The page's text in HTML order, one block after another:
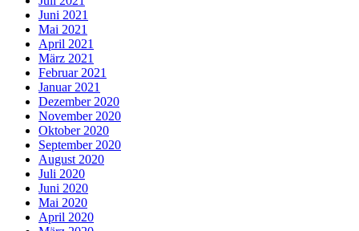
Juni 2021
Mai 2021
April 2021
März 2021
Februar 2021
Januar 2021
Dezember 2020
November 2020
Oktober 2020
September 2020
August 2020
Juli 2020
Juni 2020
Mai 2020
April 2020